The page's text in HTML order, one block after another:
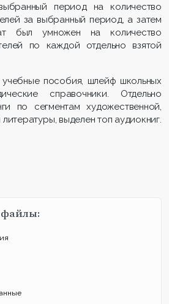
период на количество
за выбранный период, а затем
был умножен на количество
по каждой отдельно взятой
учебные пособия, шлейф школьных
справочники. Отдельно
по сегментам художественной,
выделен топ аудиокниг.